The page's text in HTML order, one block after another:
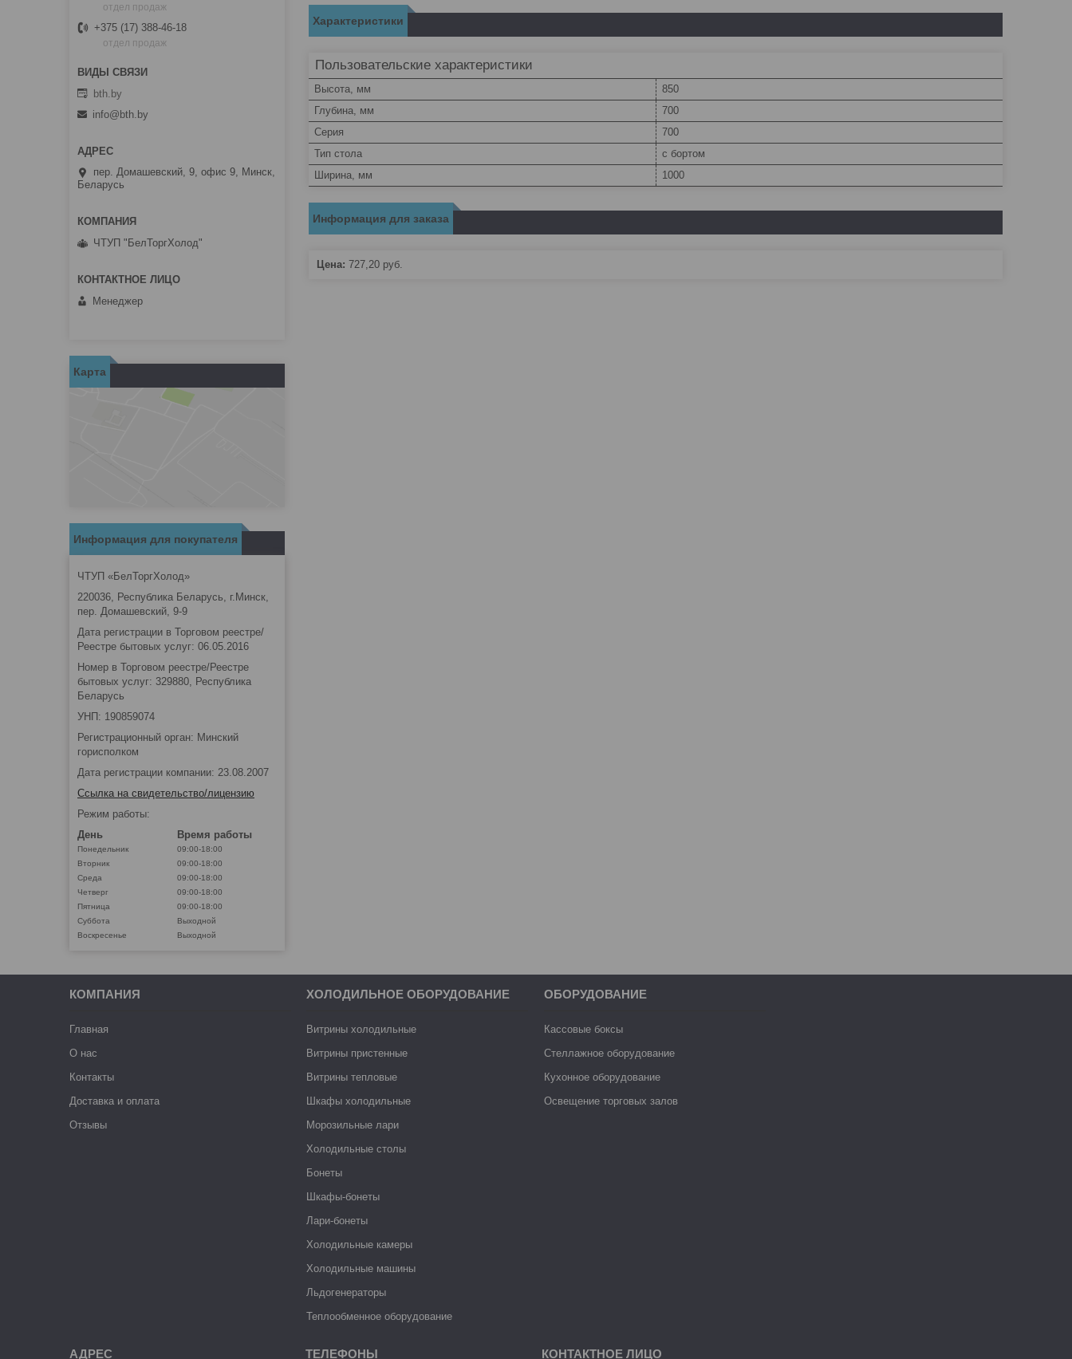
Характеристики
Пользовательские характеристики
Высота, мм
850
Глубина, мм
700
Серия
700
Тип стола
с бортом
Ширина, мм
1000
Информация для заказа
Цена: 727,20 руб.
отдел продаж
+375 (17) 388-46-18
отдел продаж
bth.by
info@bth.by
пер. Домашевский, 9, офис 9, Минск,
Беларусь
ЧТУП "БелТоргХолод"
Менеджер
Карта
Информация для покупателя
ЧТУП «БелТоргХолод»
220036, Республика Беларусь, г.Минск,
пер. Домашевский, 9-9
Дата регистрации в Торговом реестре/
Реестре бытовых услуг: 06.05.2016
Номер в Торговом реестре/Реестре
бытовых услуг: 329880, Республика
Беларусь
УНП: 190859074
Регистрационный орган: Минский
горисполком
Дата регистрации компании: 23.08.2007
Ссылка на свидетельство/лицензию
Режим работы:
День
Время работы
Понедельник
09:00-18:00
Вторник
09:00-18:00
Среда
09:00-18:00
Четверг
09:00-18:00
Пятница
09:00-18:00
Суббота
Выходной
Воскресенье
Выходной
КОМПАНИЯ
Главная
О нас
Контакты
Доставка и оплата
Отзывы
ХОЛОДИЛЬНОЕ ОБОРУДОВАНИЕ
Витрины холодильные
Витрины пристенные
Витрины тепловые
Шкафы холодильные
Морозильные лари
Холодильные столы
Бонеты
Шкафы-бонеты
Лари-бонеты
Холодильные камеры
Холодильные машины
Льдогенераторы
Теплообменное оборудование
ОБОРУДОВАНИЕ
Кассовые боксы
Стеллажное оборудование
Кухонное оборудование
Освещение торговых залов